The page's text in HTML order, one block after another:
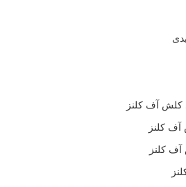
کلش آف کلنز
آف کلنز
کلنز